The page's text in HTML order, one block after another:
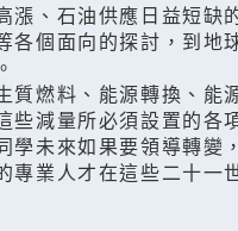
漲、石油供應日益短缺
各個面向的探討，到地
質燃料、能源轉換、能
些減量所必須設置的各
學未來如果要領導轉變
專業人才在這些二十一